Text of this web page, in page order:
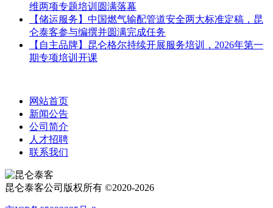
维两项专题培训圆满落幕
【储运服务】中国燃气输配管道安全两大标准定稿，昆
仑泰客参与编撰并圆满完成任务
【自主品牌】昆仑格尔持续开展服务培训，2026年第一
期专项培训开课
网站首页
新闻公告
公司简介
人才招聘
联系我们
昆仑泰客公司版权所有 ©2020-2026